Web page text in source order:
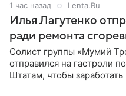
1 час назад Lenta.Ru
Илья Лагутенко
ради ремонта
Солист группы «Мумий
отправился на гастроли
Штатам, чтобы